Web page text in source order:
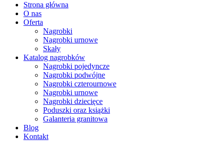
Strona główna
O nas
Oferta
Nagrobki
Nagrobki urnowe
Skały
Katalog nagrobków
Nagrobki pojedyncze
Nagrobki podwójne
Nagrobki czterournowe
Nagrobki urnowe
Nagrobki dziecięce
Poduszki oraz książki
Galanteria granitowa
Blog
Kontakt